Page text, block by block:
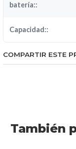
batería::
Capacidad::
COMPARTIR ESTE
También